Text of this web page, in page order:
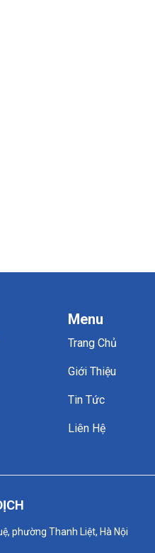
Menu
Trang Chủ
Giới Thiệu
Tin Tức
Liên Hệ
phường Thanh Liệt, Hà Nội